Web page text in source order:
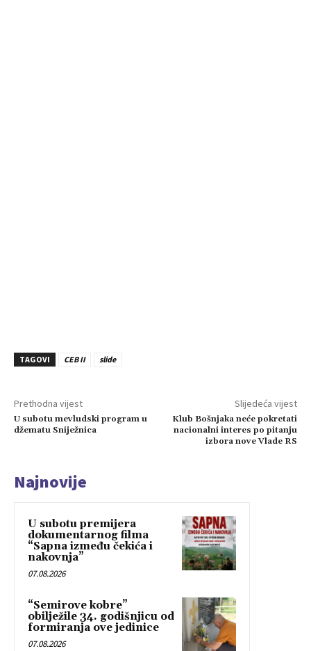
TAGOVI CEB II slide
Prethodna vijest
U subotu mevludski program u
džematu Sniježnica
Slijedeća vijest
Klub Bošnjaka neće pokretati
nacionalni interes po pitanju
izbora nove Vlade RS
Najnovije
U subotu premijera
dokumentarnog filma
“Sapna između čekića i
nakovnja”
07.08.2026
“Semirove kobre”
obilježile 34. godišnjicu od
formiranja ove jedinice
07.08.2026